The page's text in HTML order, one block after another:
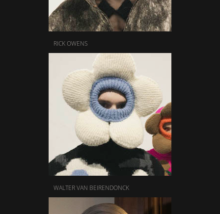
RICK OWENS
WALTER VAN BEIRENDONCK